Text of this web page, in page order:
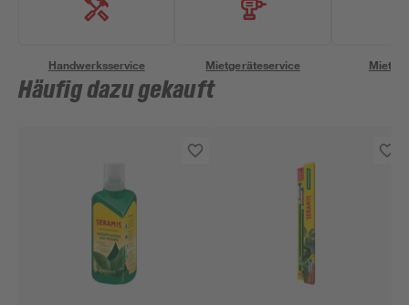
Handwerksservice Mietgeräteservice
Häufig dazu gekauft